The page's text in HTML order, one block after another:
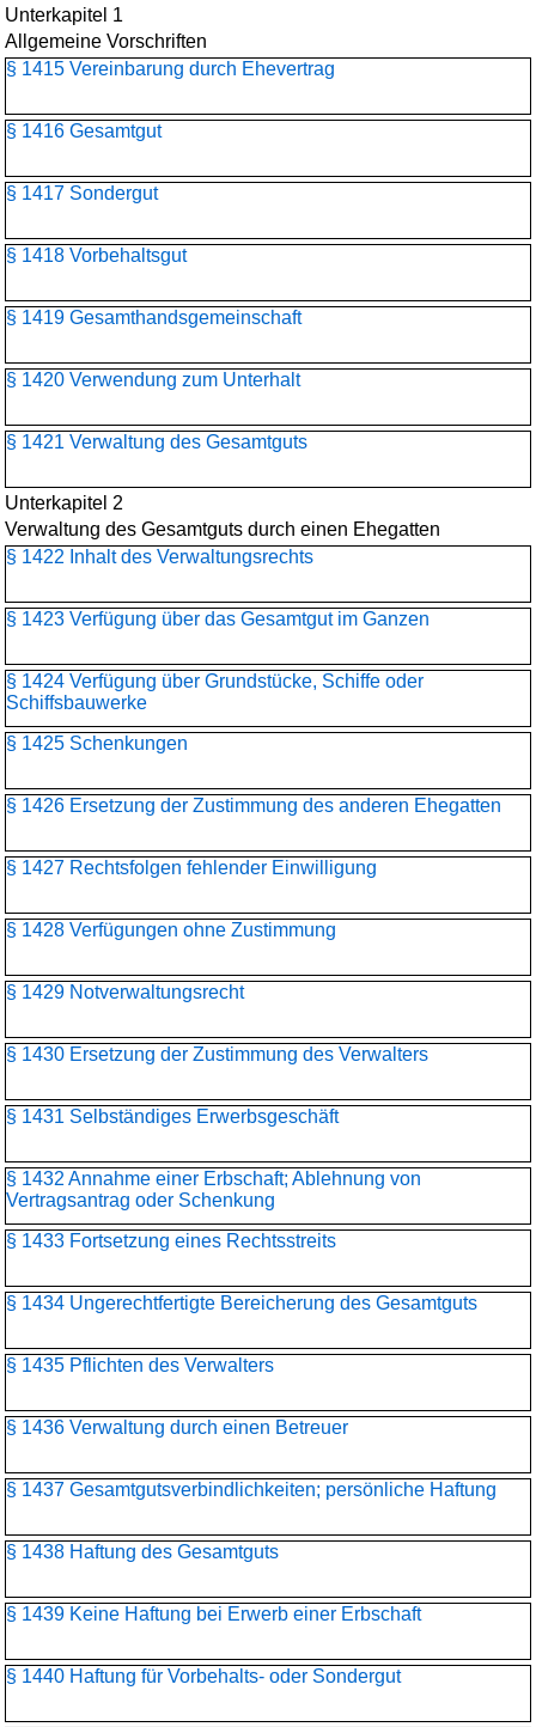
Unterkapitel 1
Allgemeine Vorschriften
§ 1415 Vereinbarung durch Ehevertrag
§ 1416 Gesamtgut
§ 1417 Sondergut
§ 1418 Vorbehaltsgut
§ 1419 Gesamthandsgemeinschaft
§ 1420 Verwendung zum Unterhalt
§ 1421 Verwaltung des Gesamtguts
Unterkapitel 2
Verwaltung des Gesamtguts durch einen Ehegatten
§ 1422 Inhalt des Verwaltungsrechts
§ 1423 Verfügung über das Gesamtgut im Ganzen
§ 1424 Verfügung über Grundstücke, Schiffe oder
Schiffsbauwerke
§ 1425 Schenkungen
§ 1426 Ersetzung der Zustimmung des anderen Ehegatten
§ 1427 Rechtsfolgen fehlender Einwilligung
§ 1428 Verfügungen ohne Zustimmung
§ 1429 Notverwaltungsrecht
§ 1430 Ersetzung der Zustimmung des Verwalters
§ 1431 Selbständiges Erwerbsgeschäft
§ 1432 Annahme einer Erbschaft; Ablehnung von
Vertragsantrag oder Schenkung
§ 1433 Fortsetzung eines Rechtsstreits
§ 1434 Ungerechtfertigte Bereicherung des Gesamtguts
§ 1435 Pflichten des Verwalters
§ 1436 Verwaltung durch einen Betreuer
§ 1437 Gesamtgutsverbindlichkeiten; persönliche Haftung
§ 1438 Haftung des Gesamtguts
§ 1439 Keine Haftung bei Erwerb einer Erbschaft
§ 1440 Haftung für Vorbehalts- oder Sondergut